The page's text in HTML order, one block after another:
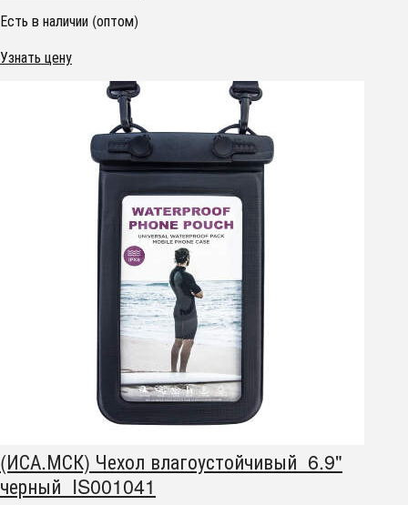
Есть в наличии (оптом)
Узнать цену
(ИСА.МСК) Чехол влагоустойчивый 6.9"
черный IS001041